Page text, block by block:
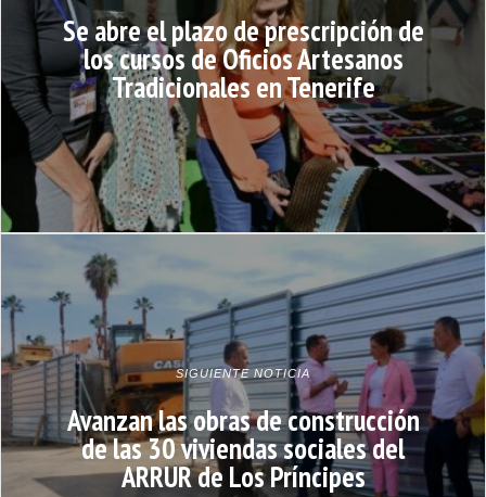
Se abre el plazo de prescripción de
los cursos de Oficios Artesanos
Tradicionales en Tenerife
SIGUIENTE NOTICIA
Avanzan las obras de construcción
de las 30 viviendas sociales del
ARRUR de Los Príncipes